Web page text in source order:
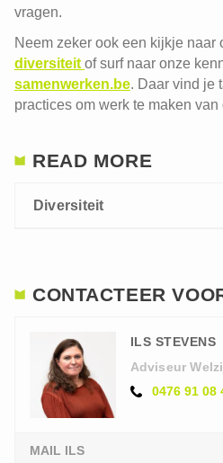
vragen.
Neem zeker ook een kijkje naar
diversiteit of surf naar onze
samenwerken.be. Daar vind je
practices om werk te maken
READ MORE
Diversiteit
CONTACTEER
ILS STEVENS
Adviseur
0476 91 08
MAIL ILS